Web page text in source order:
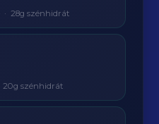
· 28g szénhidrát
20g szénhidrát